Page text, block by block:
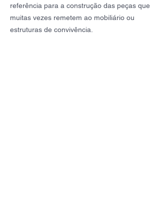
referência para a construção das peças que
muitas vezes remetem ao mobiliário ou
estruturas de convivência.